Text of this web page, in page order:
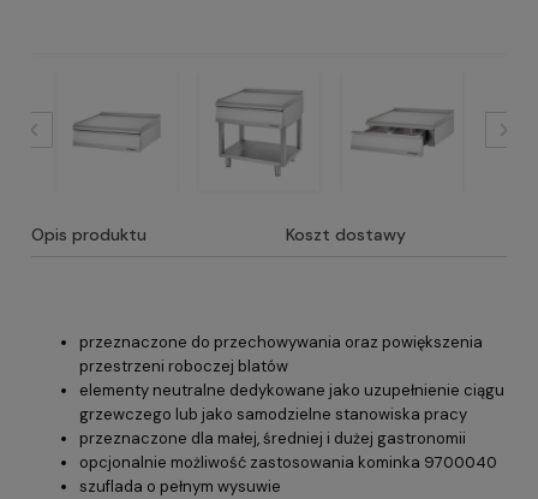
Opis produktu Koszt dostawy
przeznaczone do przechowywania oraz powiększenia
przestrzeni roboczej blatów
elementy neutralne dedykowane jako uzupełnienie ciągu
grzewczego lub jako samodzielne stanowiska pracy
przeznaczone dla małej, średniej i dużej gastronomii
opcjonalnie możliwość zastosowania kominka 9700040
szuflada o pełnym wysuwie